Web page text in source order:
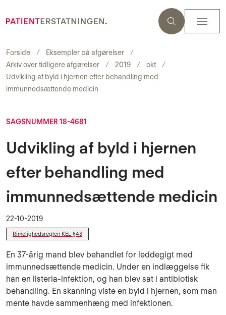
Forside
Eksempler på afgørelser
Arkiv over tidligere afgørelser
2019
okt
Udvikling af byld i hjernen efter behandling med
immunnedsættende medicin
SAGSNUMMER 18-4681
Udvikling af byld i hjernen
efter behandling med
immunnedsættende medicin
22-10-2019
Rimelighedsreglen KEL §43
En 37-årig mand blev behandlet for leddegigt med
immunnedsættende medicin. Under en indlæggelse fik
han en listeria-infektion, og han blev sat i antibiotisk
behandling. En skanning viste en byld i hjernen, som man
mente havde sammenhæng med infektionen.